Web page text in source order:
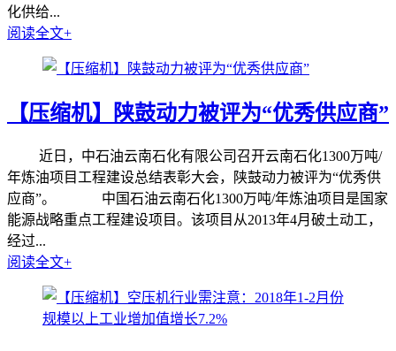
化供给...
阅读全文+
【压缩机】陕鼓动力被评为“优秀供应商”
近日，中石油云南石化有限公司召开云南石化1300万吨/
年炼油项目工程建设总结表彰大会，陕鼓动力被评为“优秀供
应商”。 中国石油云南石化1300万吨/年炼油项目是国家
能源战略重点工程建设项目。该项目从2013年4月破土动工，
经过...
阅读全文+